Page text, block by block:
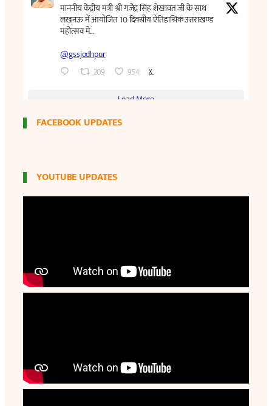
FACEBOOK UPDATES
YOUTUBE UPDATES